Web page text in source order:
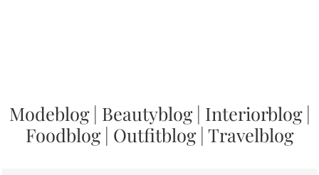
Modeblog| Beautyblog| Interiorblog|
Foodblog| Outfitblog| Travelblog